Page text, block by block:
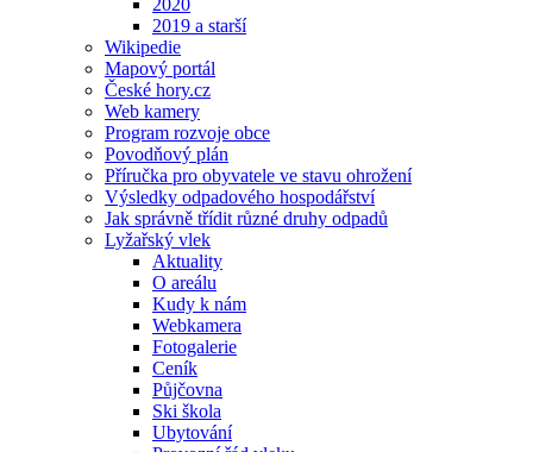
2020
2019 a starší
Wikipedie
Mapový portál
České hory.cz
Web kamery
Program rozvoje obce
Povodňový plán
Příručka pro obyvatele ve stavu ohrožení
Výsledky odpadového hospodářství
Jak správně třídit různé druhy odpadů
Lyžařský vlek
Aktuality
O areálu
Kudy k nám
Webkamera
Fotogalerie
Ceník
Půjčovna
Ski škola
Ubytování